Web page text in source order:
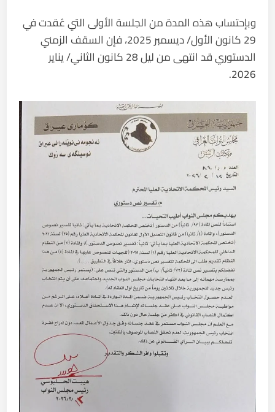
وبإحتساب هذه المدة من الجلسة الأولى التي عُقدت في
29 كانون الأول/ ديسمبر 2025، فإن السقف الزمني
الدستوري قد انتهى من ليل 28 كانون الثاني/ يناير
2026.